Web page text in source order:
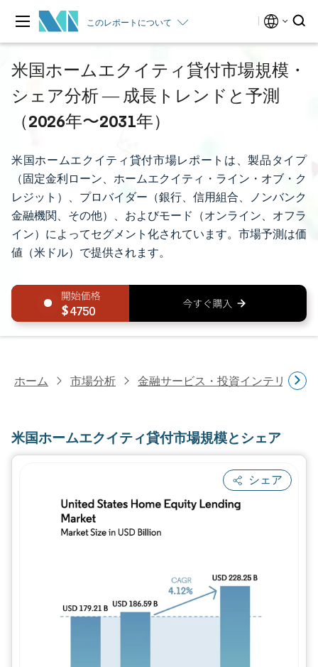
このレポートについて
米国ホームエクイティ貸付市場規模・
シェア分析 ― 成長トレンドと予測
（2026年〜2031年）
米国ホームエクイティ貸付市場レポートは、製品タイプ
（固定金利ローン、ホームエクイティ・ライン・オブ・ク
レジット）、プロバイダー（銀行、信用組合、ノンバンク
金融機関、その他）、およびモード（オンライン、オフラ
イン）によってセグメント化されています。市場予測は価
値（米ドル）で提供されます。
4750
ホーム 市場分析 金融サービス・投資インテリジェ
米国ホームエクイティ貸付市場規模とシェア
シェア